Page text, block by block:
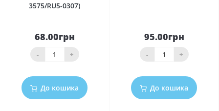
3575/RU5-0307)
68.00грн
- +
До кошика
95.00грн
- +
До кошика